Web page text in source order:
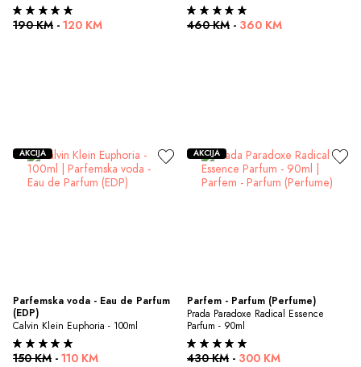
190 KM - 120 KM 460 KM - 360 KM
Parfemska voda - Eau de Parfum
(EDP)
Calvin Klein Euphoria - 100ml
150 KM - 110 KM
AKCIJA
Parfem - Parfum (Perfume)
Prada Paradoxe Radical Essence
Parfum - 90ml
430 KM - 300 KM
AKCIJA